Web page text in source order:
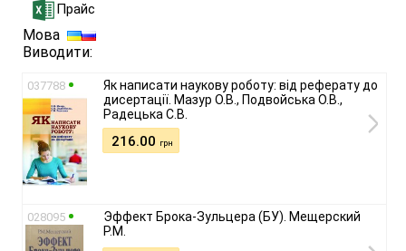
Прайс
Мова
Виводити:
037788
Як написати наукову роботу: від реферату до
дисертації. Мазур О.В., Подвойська О.В.,
Радецька С.В.
216.00 грн
028095
Эффект Брока-Зульцера (БУ). Мещерский
Р.М.